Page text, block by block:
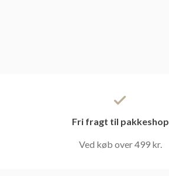
Fri fragt til pakkeshop
Ved køb over 499 kr.